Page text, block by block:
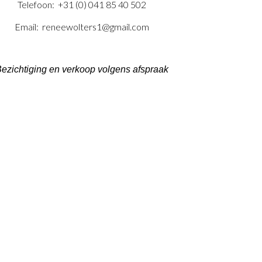
Telefoon: +31 (0) 041 85 40 502
Email: reneewolters1@gmail.com
en verkoop volgens afspraak